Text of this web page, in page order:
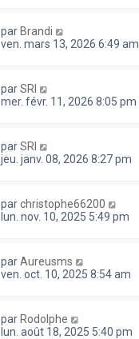
par Brandi
ven. mars 13, 2026 6:49 am
parSRI
mer. févr. 11, 2026 8:05 pm
parSRI
jeu. janv. 08, 2026 8:27 pm
parchristophe66200
lun. nov. 10, 2025 5:49 pm
parAureusms
ven. oct. 10, 2025 8:54 am
par Rodolphe
lun. août 18, 2025 5:40 pm